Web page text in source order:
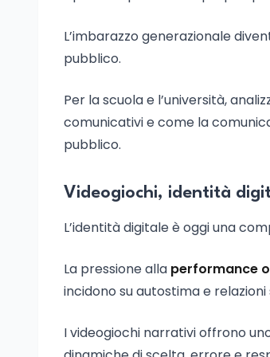
L’imbarazzo generazionale
pubblico.
Per la scuola e l’università,
comunicativi e come la
pubblico.
Videogiochi, identità
L’identità digitale è oggi una
La pressione alla performance
incidono su autostima e relazioni
I videogiochi narrativi offrono